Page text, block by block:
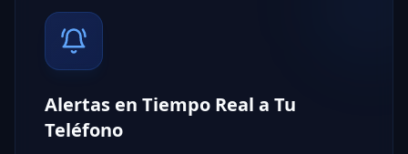
Alertas en Tiempo Real a Tu
Teléfono